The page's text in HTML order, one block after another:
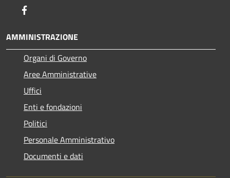
AMMINISTRAZIONE
Organi di Governo
Aree Amministrative
Uffici
Enti e fondazioni
Politici
Personale Amministrativo
Documenti e dati